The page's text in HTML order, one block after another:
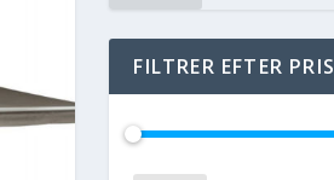
FILTRER EFTER PRIS